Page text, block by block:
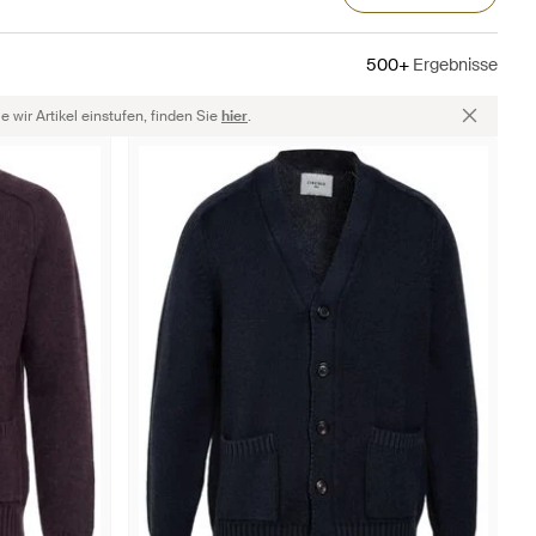
500+ Ergebnisse
wir Artikel einstufen, finden Siehier.